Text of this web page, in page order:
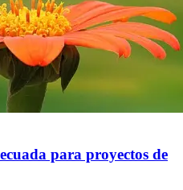
para proyectos de